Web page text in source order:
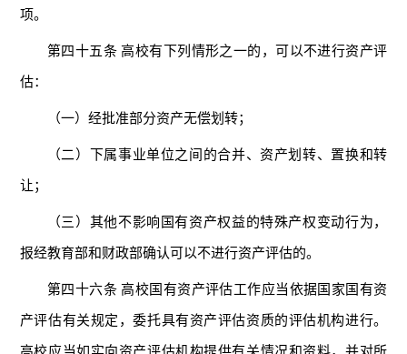
项。
第四十五条 高校有下列情形之一的，可以不进行资产评
估：
（一）经批准部分资产无偿划转；
（二）下属事业单位之间的合并、资产划转、置换和转
让；
（三）其他不影响国有资产权益的特殊产权变动行为，
报经教育部和财政部确认可以不进行资产评估的。
第四十六条 高校国有资产评估工作应当依据国家国有资
产评估有关规定，委托具有资产评估资质的评估机构进行。